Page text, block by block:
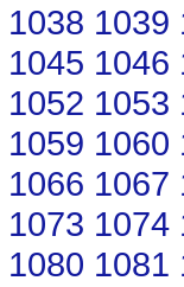
1038 1039
1045 1046
1052 1053
1059 1060
1066 1067
1073 1074
1080 1081